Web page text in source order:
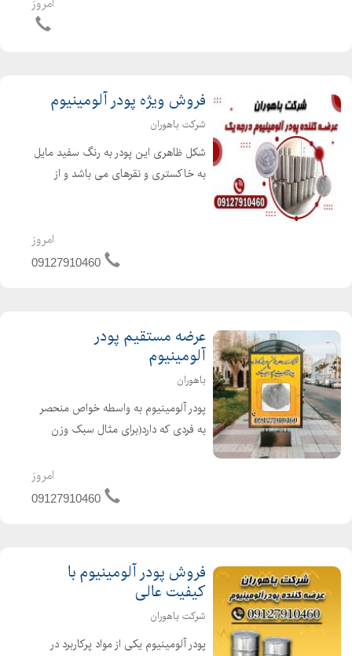
نمایشگرهای تولید مواد شیمیایی است. از
امروز
فروش ویژه پودر آلومینیوم
شرکت باهوران
شکل ظاهری این پودر به رنگ سفید مایل
به خاکستری و نقرهای می باشد و از
ترکیب پودر آلومینیوم با نسب...
امروز
09127910460
عرضه مستقیم پودر
آلومینیوم
باهوران
پودر آلومینیوم به واسطه خواص منحصر
به فردی که دارد(برای مثال سبک وزن
ساخت چسب،تولید رنگ آلومینیومی،
امروز
09127910460
فروش پودر آلومینیوم با
کیفیت عالی
شرکت باهوران
پودر آلومینیوم یکی از مواد پرکاربرد در